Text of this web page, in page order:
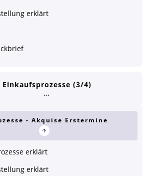
erklärt
Einkaufsprozesse (3/4)
- Akquise Erstermine
erklärt
erklärt